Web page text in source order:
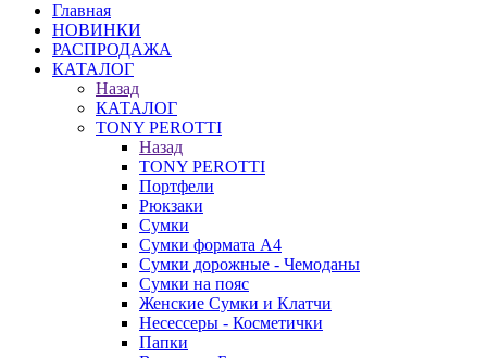
Главная
НОВИНКИ
РАСПРОДАЖА
КАТАЛОГ
Назад
КАТАЛОГ
TONY PEROTTI
Назад
TONY PEROTTI
Портфели
Рюкзаки
Сумки
Сумки формата А4
Сумки дорожные - Чемоданы
Сумки на пояс
Женские Сумки и Клатчи
Несессеры - Косметички
Папки